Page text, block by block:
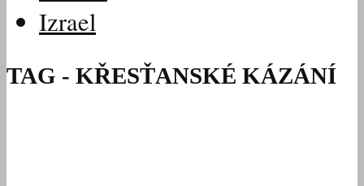
Izrael
TAG - KŘESŤANSKÉ KÁZÁNÍ